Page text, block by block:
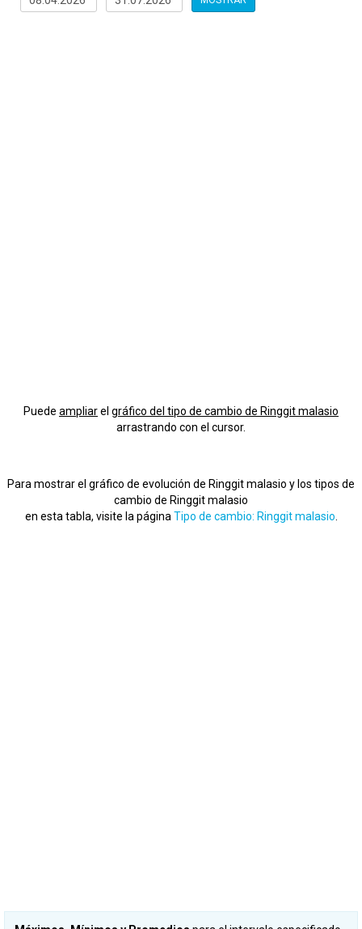
Puede ampliarel gráfico del tipo de cambio de Ringgit malasio
arrastrando con el cursor.
Para mostrar el gráfico de evolución de Ringgit malasio y los tipos de
cambio de Ringgit malasio
en esta tabla, visite la página Tipo de cambio: Ringgit malasio